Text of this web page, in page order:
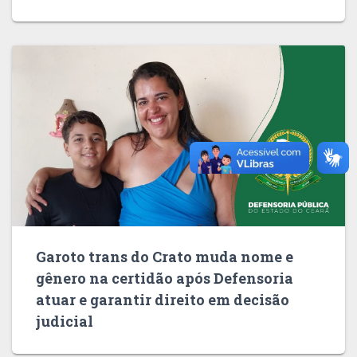
Garoto trans do Crato muda nome e
gênero na certidão após Defensoria
atuar e garantir direito em decisão
judicial